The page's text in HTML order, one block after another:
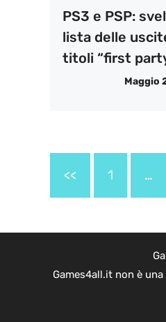
PS3 e PSP:
lista delle
titoli “first
Maggio
<< 1 …
Games4all.it non è